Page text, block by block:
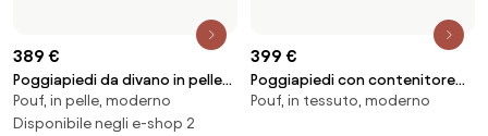
499 €
Poggiapiedi XL in velluto a
coste Melva, larg. 116 x prof. 42
116×42 cm, pouf, in tessuto
599 €
Poggiapiedi XL in teddy bouclé